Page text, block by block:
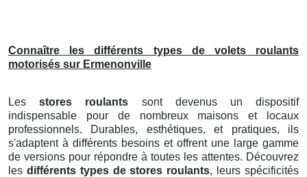
Connaître les différents types de volets roulants
motorisés sur Ermenonville
Lesstores roulants sont devenus un dispositif
indispensable pour de nombreux maisons et locaux
professionnels. Durables, esthétiques, et pratiques, ils
s'adaptent à différents besoins et offrent une large gamme
de versions pour répondre à toutes les attentes. Découvrez
les différents types de stores roulants, leurs spécificités